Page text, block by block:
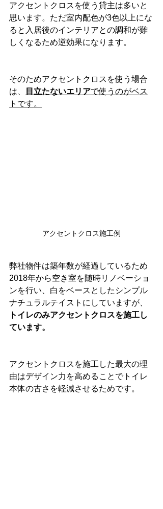
アクセントクロスを使う貸主は多いと
思います。ただ室内配色が3色以上にな
ると入居後のインテリアとの調和が難
しくなるため逆効果になります。
そのためアクセントクロスを使う場合
は、
目立たないエリアで使うのがベス
トです。
アクセントクロス施工例
弊社物件は築年数が経過しているため
2018年から空き室を随時リノベーショ
ンを行い、白をベースとしたシンプル
ナチュラルテイストにしていますが、
トイレのみアクセントクロスを施工し
ています。
アクセントクロスを施工した最大の理
由はデザイン力を高めることでトイレ
本体の古さを軽減させるためです。